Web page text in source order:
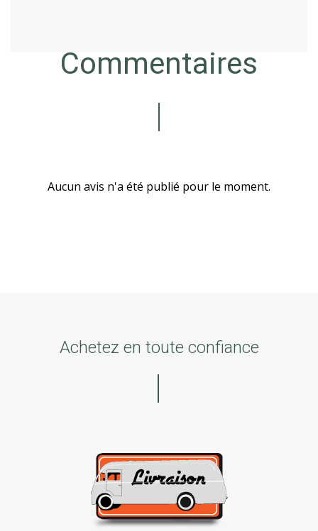
Commentaires
Aucun avis n'a été publié pour le moment.
Achetez en toute confiance